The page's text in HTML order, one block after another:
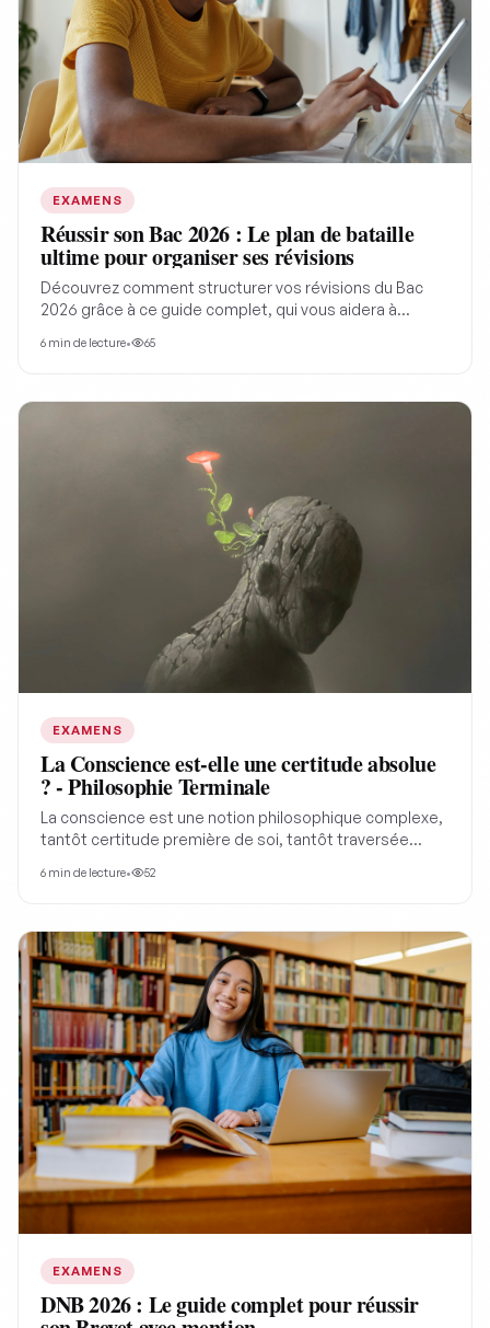
EXAMENS
Réussir son Bac 2026 : Le plan de bataille
ultime pour organiser ses révisions
Découvrez comment structurer vos révisions du Bac
2026 grâce à ce guide complet, qui vous aidera à
maximiser l'efficacité de votre préparation pour des
6 min de lecture• 65
EXAMENS
La Conscience est-elle une certitude absolue
? - Philosophie Terminale
La conscience est une notion philosophique complexe,
tantôt certitude première de soi, tantôt traversée
fondements, ses failles et sa dépendance au monde
6 min de lecture• 52
EXAMENS
DNB 2026 : Le guide complet pour réussir